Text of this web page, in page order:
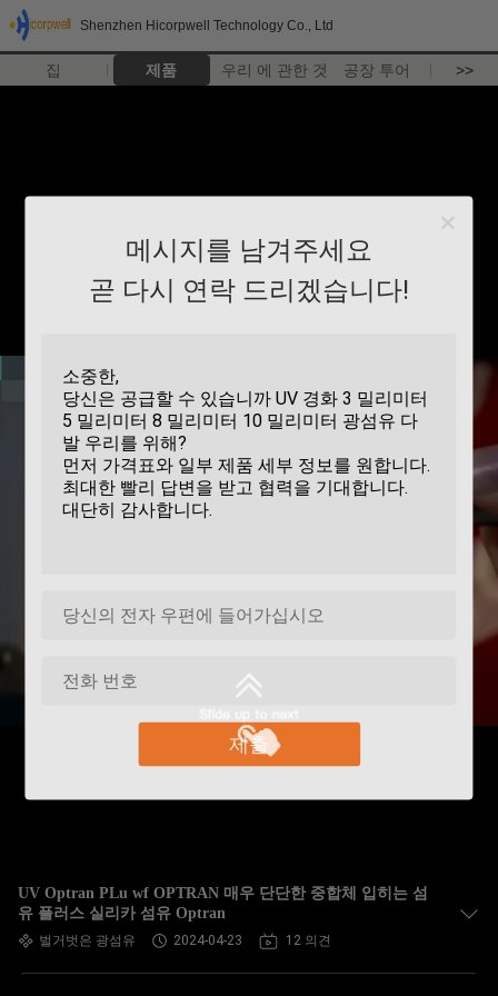
Shenzhen Hicorpwell Technology Co., Ltd
집 제품 우리 에 관한 것 공장 투어 >>
메시지를 남겨주세요
곧 다시 연락 드리겠습니다!
제출
UV Optran PLu wf OPTRAN 매우 단단한 중합체 입히는 섬
유 플러스 실리카 섬유 Optran
벌거벗은 광섬유 2024-04-23 12 의견